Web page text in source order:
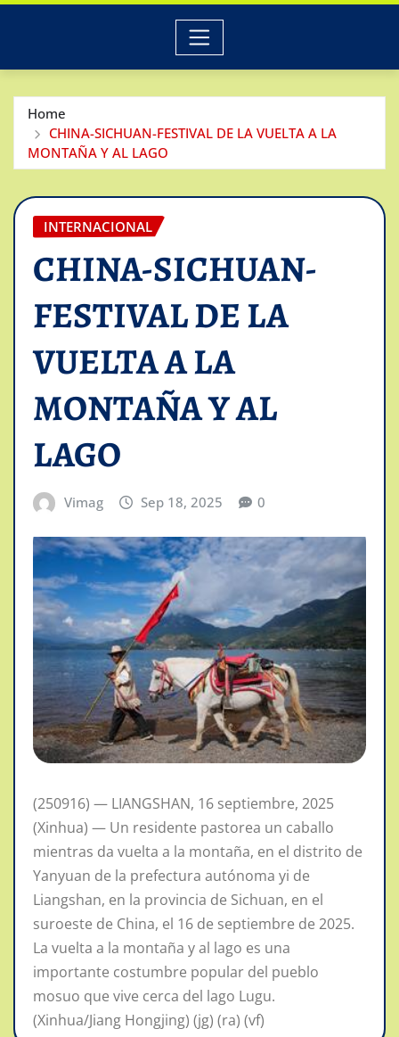
Home
CHINA-SICHUAN-FESTIVAL DE LA VUELTA A LA
MONTAÑA Y AL LAGO
INTERNACIONAL
CHINA-SICHUAN-
FESTIVAL DE LA
VUELTA A LA
MONTAÑA Y AL
LAGO
Vimag Sep 18, 2025 0
(250916) — LIANGSHAN, 16 septiembre, 2025
(Xinhua) — Un residente pastorea un caballo
mientras da vuelta a la montaña, en el distrito de
Yanyuan de la prefectura autónoma yi de
Liangshan, en la provincia de Sichuan, en el
suroeste de China, el 16 de septiembre de 2025.
La vuelta a la montaña y al lago es una
importante costumbre popular del pueblo
mosuo que vive cerca del lago Lugu.
(Xinhua/Jiang Hongjing) (jg) (ra) (vf)